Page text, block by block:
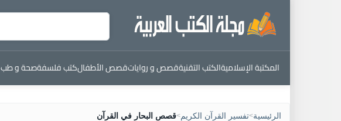
المكتبة الإسلاميةالكتب التقنيةقصص و رواياتقصص الأطفالكتب فلسفةصحة و طب
الرئيسية>تفسير القرآن الكريم>قصص البحار في القرآن